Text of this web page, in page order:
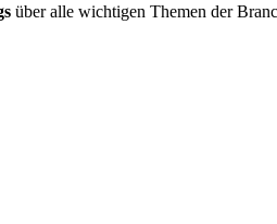
über alle wichtigen Themen der